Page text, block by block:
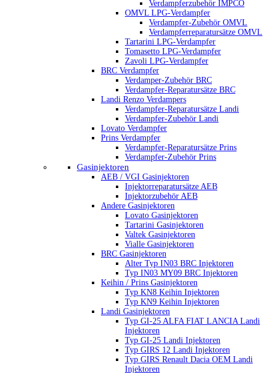
Verdampferzubehör IMPCO
OMVL LPG-Verdampfer
Verdampfer-Zubehör OMVL
Verdampferreparatursätze OMVL
Tartarini LPG-Verdampfer
Tomasetto LPG-Verdampfer
Zavoli LPG-Verdampfer
BRC Verdampfer
Verdamper-Zubehör BRC
Verdampfer-Reparatursätze BRC
Landi Renzo Verdampers
Verdampfer-Reparatursätze Landi
Verdampfer-Zubehör Landi
Lovato Verdampfer
Prins Verdampfer
Verdampfer-Reparatursätze Prins
Verdampfer-Zubehör Prins
Gasinjektoren
AEB / VGI Gasinjektoren
Injektorreparatursätze AEB
Injektorzubehör AEB
Andere Gasinjektoren
Lovato Gasinjektoren
Tartarini Gasinjektoren
Valtek Gasinjektoren
Vialle Gasinjektoren
BRC Gasinjektoren
Alter Typ IN03 BRC Injektoren
Typ IN03 MY09 BRC Injektoren
Keihin / Prins Gasinjektoren
Typ KN8 Keihin Injektoren
Typ KN9 Keihin Injektoren
Landi Gasinjektoren
Typ GI-25 ALFA FIAT LANCIA Landi
Injektoren
Typ GI-25 Landi Injektoren
Typ GIRS 12 Landi Injektoren
Typ GIRS Renault Dacia OEM Landi
Injektoren